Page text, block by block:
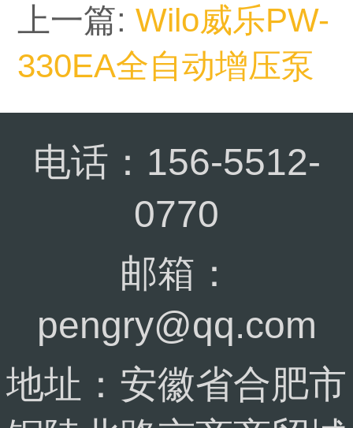
上一篇: Wilo威乐PW-
330EA全自动增压泵
电话：156-5512-
0770
邮箱：
pengry@qq.com
地址：安徽省合肥市